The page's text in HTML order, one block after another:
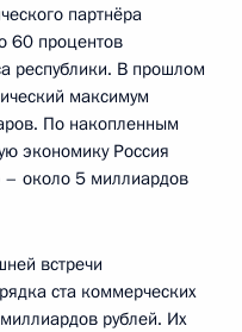
партнёра
60 процентов
республики. В прошлом
максимум
По накопленным
экономику Россия
– около 5 миллиардов
встречи
ста коммерческих
рублей. Их